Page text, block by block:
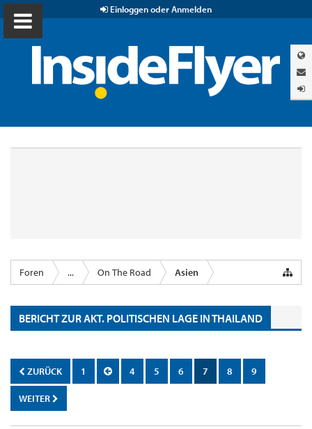
Einloggen oder Anmelden
Foren ... On The Road Asien
BERICHT ZUR AKT. POLITISCHEN LAGE IN THAILAND
ZURÜCK 1 4 5 6 7 8 9
WEITER